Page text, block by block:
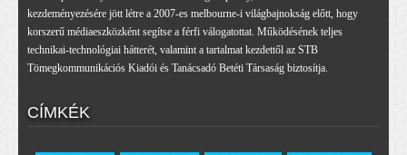
kezdeményezésére jött létre a 2007-es melbourne-i világbajnokság előtt, hogy
korszerű médiaeszközként segítse a férfi válogatottat. Működésének teljes
technikai-technológiai hátterét, valamint a tartalmat kezdettől az STB
Tömegkommunikációs Kiadói és Tanácsadó Betéti Társaság biztosítja.
CÍMKÉK